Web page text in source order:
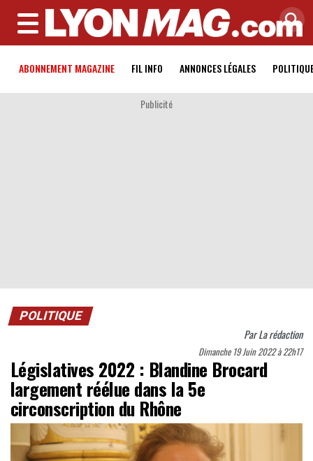
MENU
ABONNEMENT MAGAZINE FIL INFO ANNONCES LÉGALES
Publicité
POLITIQUE
ParLa rédaction
Dimanche 19 Juin 2022 à 22h17
Législatives 2022 : Blandine Brocard
largement réélue dans la 5e
circonscription du Rhône